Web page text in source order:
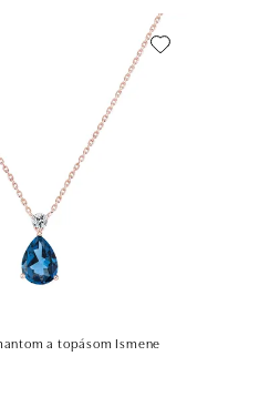
a topásom Ismene